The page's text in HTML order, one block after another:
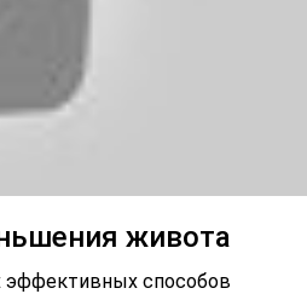
живота
эффективных способов